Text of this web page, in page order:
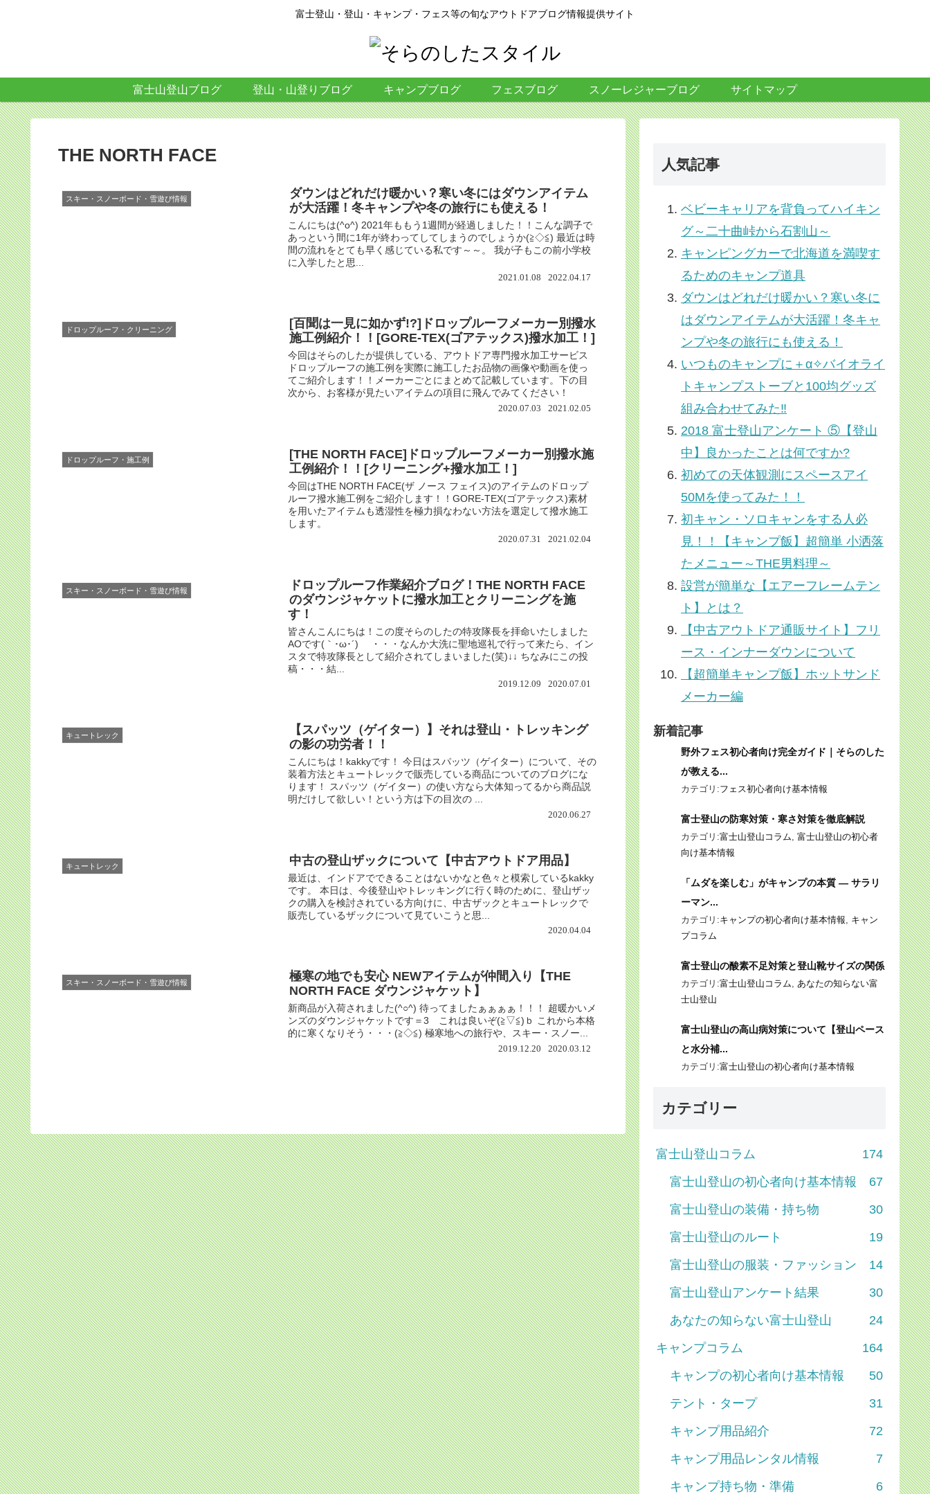
富士登山・登山・キャンプ・フェス等の旬なアウトドアブログ情報提供サイト
富士山登山ブログ 登山・山登りブログ キャンプブログ フェスブログ スノーレジャーブログ サイトマップ
THE NORTH FACE
スキー・スノーボード・雪遊び情報
ダウンはどれだけ暖かい？寒い冬にはダウンアイテム
が大活躍！冬キャンプや冬の旅行にも使える！
こんにちは(^o^) 2021年ももう1週間が経過しました！！こんな調子で
あっという間に1年が終わってしてしまうのでしょうか(≧◇≦) 最近は時
間の流れをとても早く感じている私です～～。 我が子もこの前小学校
に入学したと思...
2021.01.08 2022.04.17
ドロップルーフ・クリーニング
[百聞は一見に如かず!?]ドロップルーフメーカー別撥水
施工例紹介！！[GORE-TEX(ゴアテックス)撥水加工！]
今回はそらのしたが提供している、アウトドア専門撥水加工サービス
ドロップルーフの施工例を実際に施工したお品物の画像や動画を使っ
てご紹介します！！メーカーごとにまとめて記載しています。下の目
次から、お客様が見たいアイテムの項目に飛んでみてください！
2020.07.03 2021.02.05
ドロップルーフ・施工例
[THE NORTH FACE]ドロップルーフメーカー別撥水施
工例紹介！！[クリーニング+撥水加工！]
今回はTHE NORTH FACE(ザ ノース フェイス)のアイテムのドロップ
ルーフ撥水施工例をご紹介します！！GORE-TEX(ゴアテックス)素材
を用いたアイテムも透湿性を極力損なわない方法を選定して撥水施工
します。
2020.07.31 2021.02.04
スキー・スノーボード・雪遊び情報
ドロップルーフ作業紹介ブログ！THE NORTH FACE
のダウンジャケットに撥水加工とクリーニングを施
す！
皆さんこんにちは！この度そらのしたの特攻隊長を拝命いたしました
AOです(｀･ω･´)ゞ ・・・なんか大洗に聖地巡礼で行って来たら、イン
スタで特攻隊長として紹介されてしまいました(笑)↓↓ ちなみにこの投
稿・・・結...
2019.12.09 2020.07.01
キュートレック
【スパッツ（ゲイター）】それは登山・トレッキング
の影の功労者！！
こんにちは！kakkyです！ 今日はスパッツ（ゲイター）について、その
装着方法とキュートレックで販売している商品についてのブログにな
ります！ スパッツ（ゲイター）の使い方なら大体知ってるから商品説
明だけして欲しい！という方は下の目次の ...
2020.06.27
キュートレック 中古の登山ザックについて【中古アウトドア用品】
最近は、インドアでできることはないかなと色々と模索しているkakky
です。 本日は、今後登山やトレッキングに行く時のために、登山ザッ
クの購入を検討されている方向けに、中古ザックとキュートレックで
販売しているザックについて見ていこうと思...
2020.04.04
スキー・スノーボード・雪遊び情報
極寒の地でも安心 NEWアイテムが仲間入り【THE
NORTH FACE ダウンジャケット】
新商品が入荷されました(^○^) 待ってましたぁぁぁぁ！！！ 超暖かいメ
ンズのダウンジャケットです＝3 これは良いぞ(≧▽≦)ｂ これから本格
的に寒くなりそう・・・(≧◇≦) 極寒地への旅行や、スキー・スノー...
2019.12.20 2020.03.12
人気記事
ベビーキャリアを背負ってハイキン
グ～二十曲峠から石割山～
キャンピングカーで北海道を満喫す
るためのキャンプ道具
ダウンはどれだけ暖かい？寒い冬に
はダウンアイテムが大活躍！冬キャ
ンプや冬の旅行にも使える！
いつものキャンプに＋α✧バイオライ
トキャンプストーブと100均グッズ
組み合わせてみた‼
2018 富士登山アンケート ⑤【登山
中】良かったことは何ですか?
初めての天体観測にスペースアイ
50Mを使ってみた！！
初キャン・ソロキャンをする人必
見！！【キャンプ飯】超簡単 小洒落
たメニュー～THE男料理～
設営が簡単な【エアーフレームテン
ト】とは？
【中古アウトドア通販サイト】フリ
ース・インナーダウンについて
【超簡単キャンプ飯】ホットサンド
メーカー編
新着記事
野外フェス初心者向け完全ガイド｜そらのした
が教える...
カテゴリ:フェス初心者向け基本情報
富士登山の防寒対策・寒さ対策を徹底解説
カテゴリ:富士山登山コラム 富士山登山の初心者
向け基本情報
「ムダを楽しむ」がキャンプの本質 ― サラリ
ーマン...
カテゴリ:キャンプの初心者向け基本情報
キャン
プコラム
富士登山の酸素不足対策と登山靴サイズの関係
カテゴリ:富士山登山コラム
あなたの知らない富
士山登山
富士山登山の高山病対策について【登山ペース
と水分補...
カテゴリ:富士山登山の初心者向け基本情報
カテゴリー
富士山登山コラム
174
富士山登山の初心者向け基本情報
67
富士山登山の装備・持ち物
30
富士山登山のルート
19
富士山登山の服装・ファッション
14
富士山登山アンケート結果
30
あなたの知らない富士山登山
24
キャンプコラム
164
キャンプの初心者向け基本情報
50
テント・タープ
31
キャンプ用品紹介
72
キャンプ用品レンタル情報
7
キャンプ持ち物・準備
6